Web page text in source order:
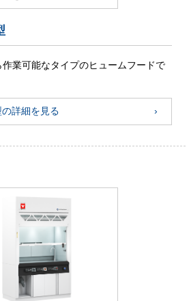
業可能なタイプのヒュームフードで
詳細を見る